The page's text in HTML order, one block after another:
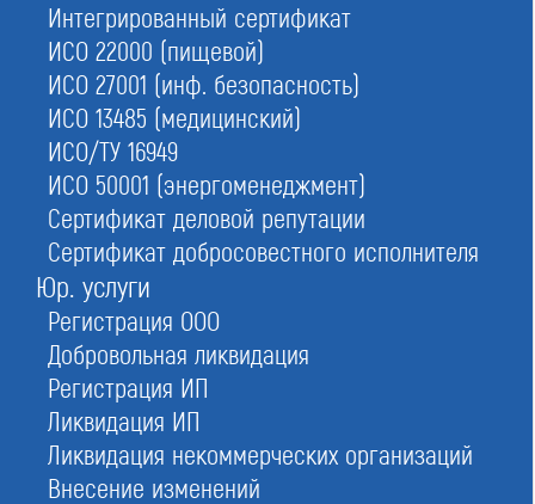
Интегрированный сертификат
ИСО 22000 (пищевой)
ИСО 27001 (инф. безопасность)
ИСО 13485 (медицинский)
ИСО/ТУ 16949
ИСО 50001 (энергоменеджмент)
Сертификат деловой репутации
Сертификат добросовестного исполнителя
Юр. услуги
Регистрация ООО
Добровольная ликвидация
Регистрация ИП
Ликвидация ИП
Ликвидация некоммерческих организаций
Внесение изменений
Ассоциация строителей «Саморегулируемая организация
«Строительные Допуски»
Обновлено
16.06.2026 07:13:19
Сокращенное наименование:
Ассоциация «СРО «СД»
Номер в реестре:
СРО-С-187-26012010
Дата регистрации:
26.01.2010
7714322214
1097799011045